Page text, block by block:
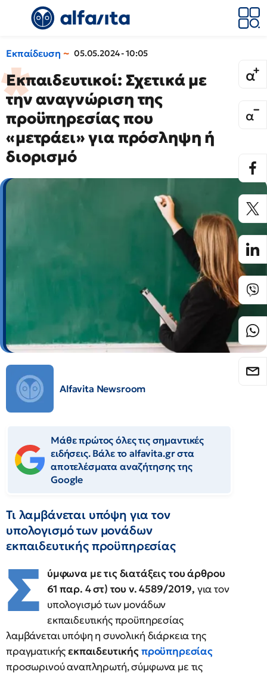
Εκπαίδευση 05.05.2024 - 10:05
Εκπαιδευτικοί: Σχετικά με
την αναγνώριση της
προϋπηρεσίας που
«μετράει» για πρόσληψη ή
διορισμό
Alfavita Newsroom
Μάθε πρώτος όλες τις σημαντικές
ειδήσεις. Βάλε το alfavita.gr στα
αποτελέσματα αναζήτησης της
Google
Τι λαμβάνεται υπόψη για τον
υπολογισμό των μονάδων
εκπαιδευτικής προϋπηρεσίας
Σ
ύμφωνα με τις διατάξεις του άρθρου
61 παρ. 4 στ) του ν. 4589/2019, για τον
υπολογισμό των μονάδων
εκπαιδευτικής προϋπηρεσίας
λαμβάνεται υπόψη η συνολική διάρκεια της
πραγματικήςεκπαιδευτικήςπροϋπηρεσίας
προσωρινού αναπληρωτή, σύμφωνα με τις